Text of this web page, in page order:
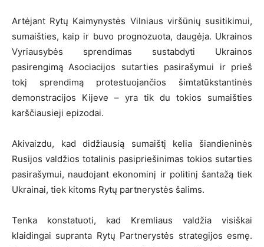
Artėjant Rytų Kaimynystės Vilniaus viršūnių susitikimui,
sumaišties, kaip ir buvo prognozuota, daugėja. Ukrainos
Vyriausybės sprendimas sustabdyti Ukrainos
pasirengimą Asociacijos sutarties pasirašymui ir prieš
tokį sprendimą protestuojančios šimtatūkstantinės
demonstracijos Kijeve – yra tik du tokios sumaišties
karščiausieji epizodai.
Akivaizdu, kad didžiausią sumaištį kelia šiandieninės
Rusijos valdžios totalinis pasipriešinimas tokios sutarties
pasirašymui, naudojant ekonominį ir politinį šantažą tiek
Ukrainai, tiek kitoms Rytų partnerystės šalims.
Tenka konstatuoti, kad Kremliaus valdžia visiškai
klaidingai supranta Rytų Partnerystės strategijos esmę.